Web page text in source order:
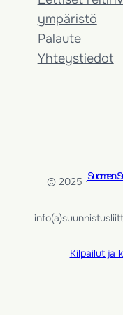
ympäristö
Palaute
Yhteystiedot
© 2025 ·Suomen
Kilpailut ja